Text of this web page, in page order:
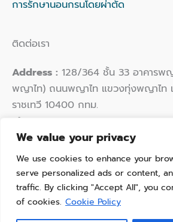
We value your privacy
We use cookies to enhance your
serve personalized ads or content,
traffic. By clicking "Accept All", you
of cookies. Cookie Policy
การรักษานอนกรนโดยผ่าตัด
ติดต่อเรา
Address : 128/364 ชั้น 33 อาคารพ
พญาไท) ถนนพญาไท แขวงทุ่งพญาไท
ราชเทวี 10400 กทม.
Phone :
Email :